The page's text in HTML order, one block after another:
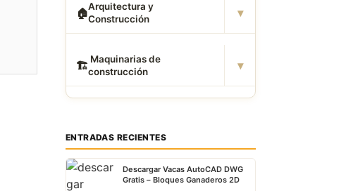
🏠Arquitectura y
Construcción
▾
🏗 ️ Maquinarias de
construcción
▾
ENTRADAS RECIENTES
Descargar Vacas AutoCAD DWG
Gratis – Bloques Ganaderos 2D